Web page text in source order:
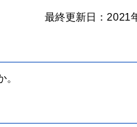
最終更新日： 2021